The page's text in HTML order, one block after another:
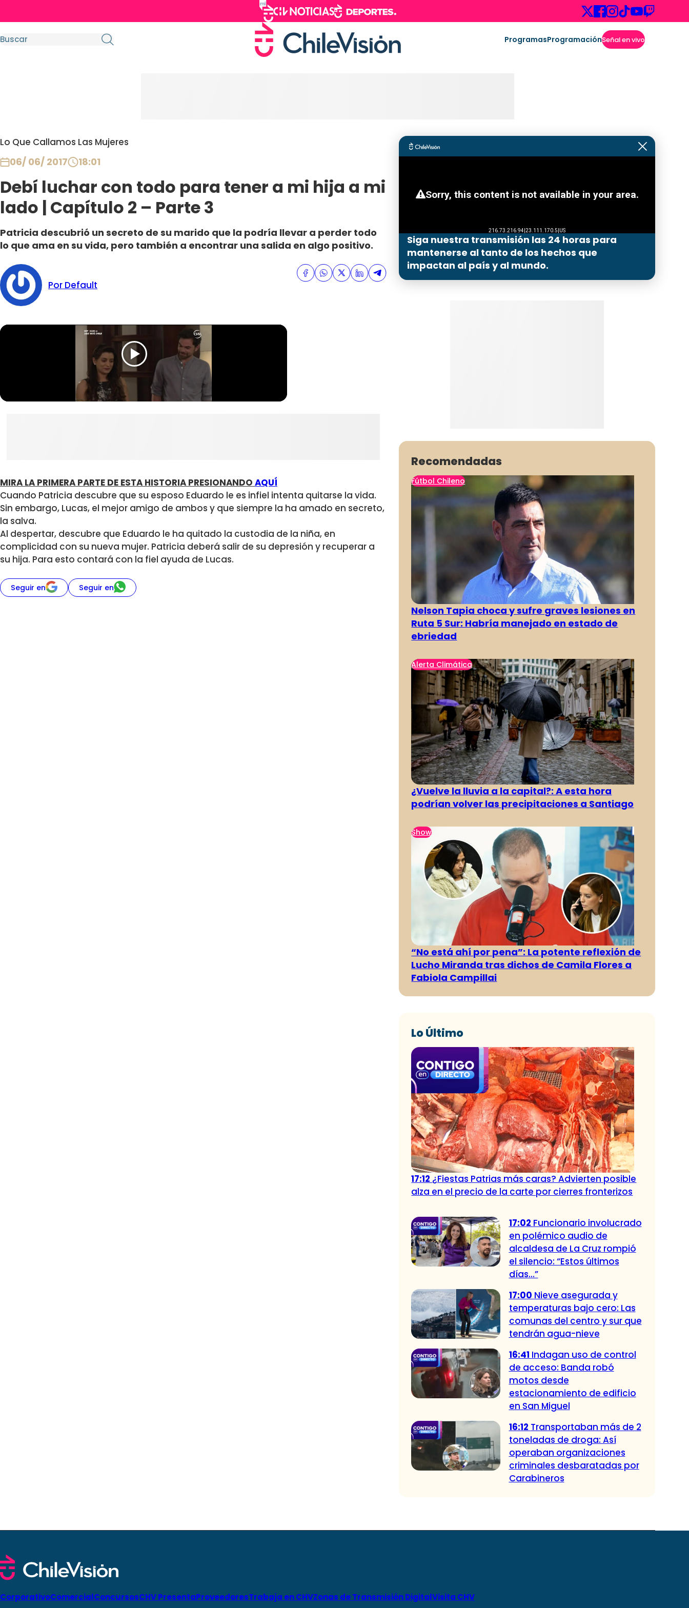
ProgramasProgramaciónSeñal en vivo
Lo Que Callamos Las Mujeres
06/ 06/ 2017 18:01
Debí luchar con todo para tener a mi hija a mi
lado | Capítulo 2 – Parte 3
Patricia descubrió un secreto de su marido que la podría llevar a perder todo
lo que ama en su vida, pero también a encontrar una salida en algo positivo.
Por Default
MIRA LA PRIMERA PARTE DE ESTA HISTORIA PRESIONANDO AQUÍ
Cuando Patricia descubre que su esposo Eduardo le es infiel intenta quitarse la vida.
Sin embargo, Lucas, el mejor amigo de ambos y que siempre la ha amado en secreto,
la salva.
Al despertar, descubre que Eduardo le ha quitado la custodia de la niña, en
complicidad con su nueva mujer. Patricia deberá salir de su depresión y recuperar a
su hija. Para esto contará con la fiel ayuda de Lucas.
Seguir en Seguir en
Siga nuestra transmisión las 24 horas para
mantenerse al tanto de los hechos que
impactan al país y al mundo.
Recomendadas
Fútbol Chileno
Nelson Tapia choca y sufre graves lesiones en
Ruta 5 Sur: Habría manejado en estado de
ebriedad
Alerta Climática
¿Vuelve la lluvia a la capital?: A esta hora
podrían volver las precipitaciones a Santiago
Show
“No está ahí por pena”: La potente reflexión de
Lucho Miranda tras dichos de Camila Flores a
Fabiola Campillai
Lo Último
17:12 ¿Fiestas Patrias más caras? Advierten posible
alza en el precio de la carte por cierres fronterizos
17:02 Funcionario involucrado
en polémico audio de
alcaldesa de La Cruz rompió
el silencio: “Estos últimos
días…”
17:00 Nieve asegurada y
temperaturas bajo cero: Las
comunas del centro y sur que
tendrán agua-nieve
16:41 Indagan uso de control
de acceso: Banda robó
motos desde
estacionamiento de edificio
en San Miguel
16:12 Transportaban más de 2
toneladas de droga: Así
operaban organizaciones
criminales desbaratadas por
Carabineros
CorporativoComercialConcursosCHV PresentaProveedoresTrabaja en CHVZonas de Transmisión DigitalVisita CHV